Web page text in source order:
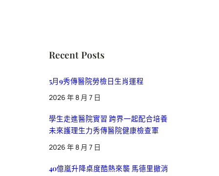
Recent Posts
5月9秀傳醫院勞檢日生肖運程
2026 年 8 月 7 日
學生走進醫院實習 跨界一起配合培養
未來護理生力秀傳醫院健康檢查軍
2026 年 8 月 7 日
40億嵐升降桌度酷熱來襲 馬德里撤消